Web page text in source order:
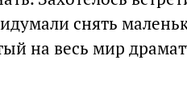
снять
на весь мир